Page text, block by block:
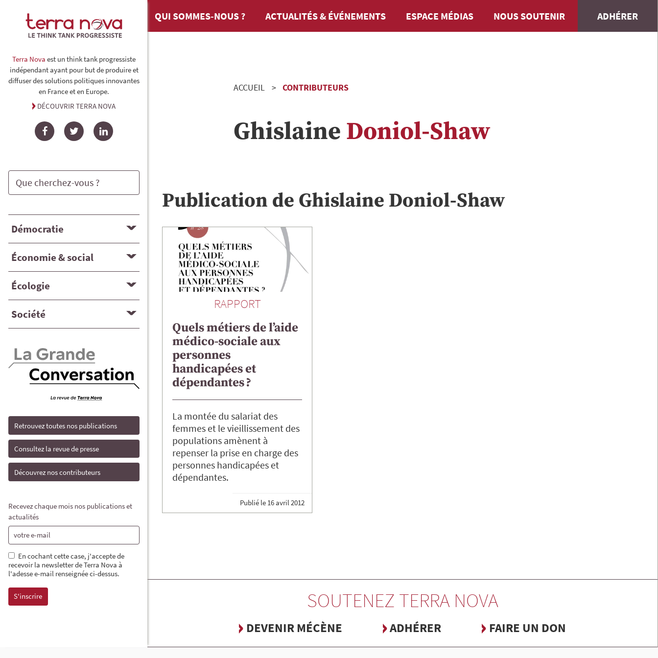
Terra Nova est un think tank progressiste
indépendant ayant pour but de produire et
diffuser des solutions politiques innovantes
en France et en Europe.
DÉCOUVRIR TERRA NOVA
FacebookTwitterLinkedIn
Démocratie
Économie & social
Écologie
Société
Retrouvez toutes nos publications
Consultez la revue de presse
Découvrez nos contributeurs
Recevez chaque mois nos publications et
actualités
En cochant cette case, j'accepte de
recevoir la newsletter de Terra Nova à
l'adesse e-mail renseignée ci-dessus.
QUI SOMMES-NOUS ? ACTUALITÉS & ÉVÉNEMENTS ESPACE MÉDIAS NOUS SOUTENIR ADHÉRER
ACCUEIL CONTRIBUTEURS
Ghislaine Doniol-Shaw
Publication de Ghislaine Doniol-Shaw
RAPPORT
Quels métiers de l’aide
médico-sociale aux
personnes
handicapées et
dépendantes ?
La montée du salariat des
femmes et le vieillissement des
populations amènent à
repenser la prise en charge des
personnes handicapées et
dépendantes.
Publié le 16 avril 2012
SOUTENEZ TERRA NOVA
DEVENIR MÉCÈNE ADHÉRER FAIRE UN DON